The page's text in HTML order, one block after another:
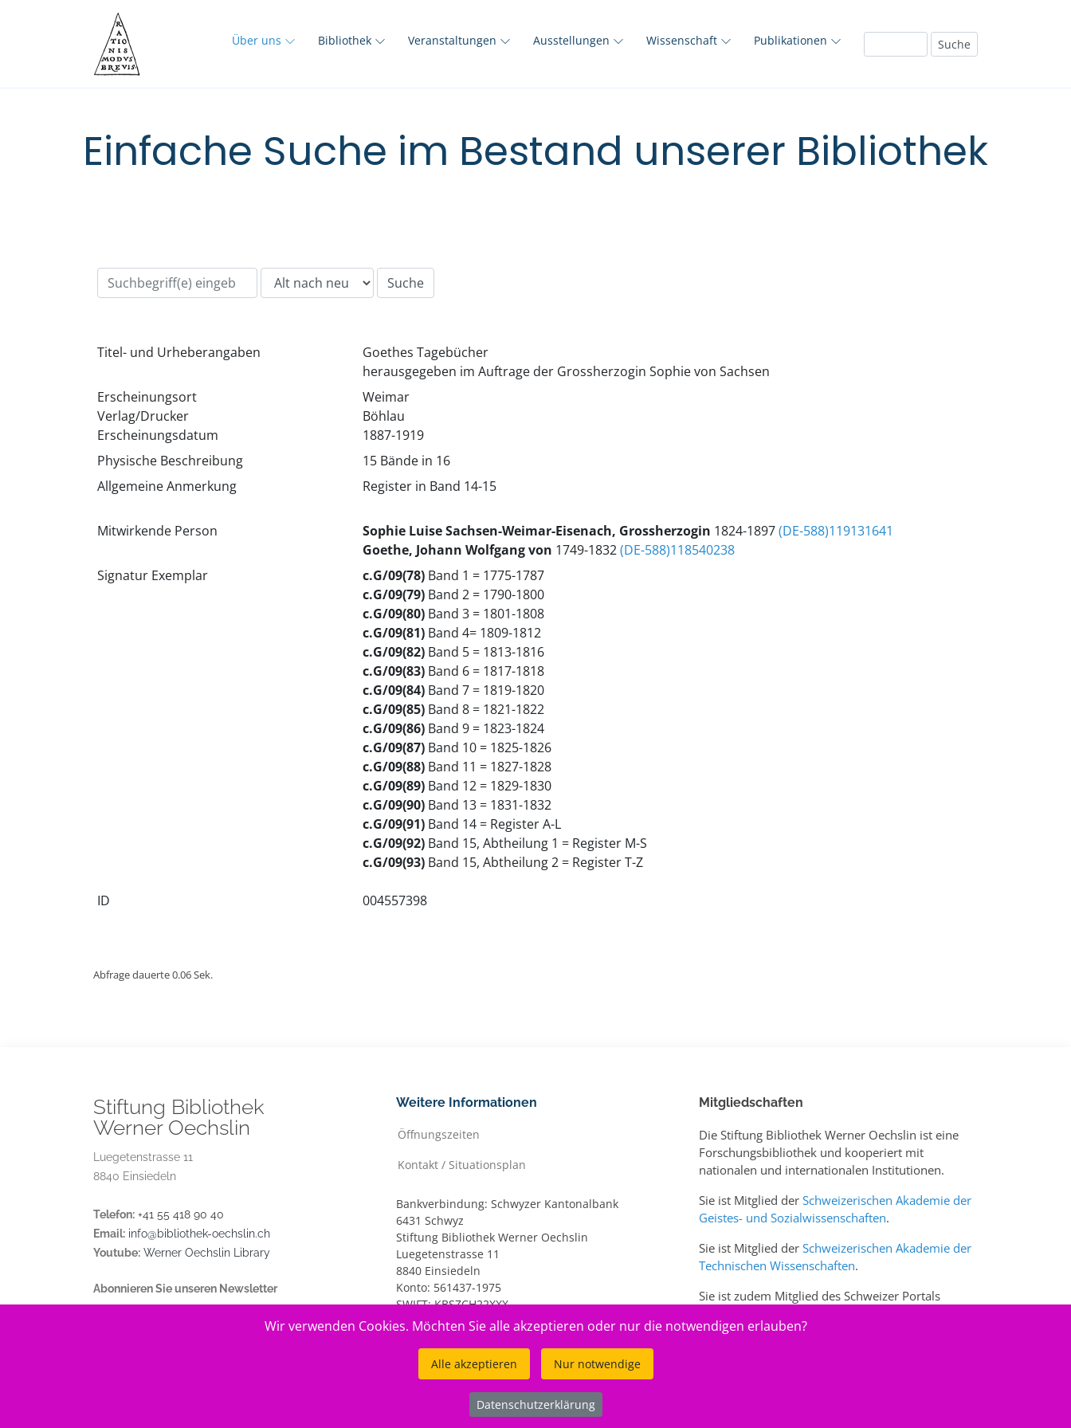
Über uns Bibliothek Veranstaltungen Ausstellungen Wissenschaft Publikationen
Einfache Suche im Bestand unserer Bibliothek
Titel- und Urheberangaben
Goethes Tagebücher
herausgegeben im Auftrage der Grossherzogin Sophie von Sachsen
Erscheinungsort
Verlag/Drucker
Erscheinungsdatum
Weimar
Böhlau
1887-1919
Physische Beschreibung
15 Bände in 16
Allgemeine Anmerkung
Register in Band 14-15
Mitwirkende Person Sophie LuiseSachsen-Weimar-Eisenach, Grossherzogin 1824-1897(DE-588)119131641
Goethe, Johann Wolfgang von 1749-1832(DE-588)118540238
Signatur Exemplar
c.G/09(78)Band 1 = 1775-1787
c.G/09(79)Band 2 = 1790-1800
c.G/09(80)Band 3 = 1801-1808
c.G/09(81)Band 4= 1809-1812
c.G/09(82)Band 5 = 1813-1816
c.G/09(83)Band 6 = 1817-1818
c.G/09(84)Band 7 = 1819-1820
c.G/09(85)Band 8 = 1821-1822
c.G/09(86)Band 9 = 1823-1824
c.G/09(87)Band 10 = 1825-1826
c.G/09(88)Band 11 = 1827-1828
c.G/09(89)Band 12 = 1829-1830
c.G/09(90)Band 13 = 1831-1832
c.G/09(91)Band 14 = Register A-L
c.G/09(92)Band 15, Abtheilung 1 = Register M-S
c.G/09(93)Band 15, Abtheilung 2 = Register T-Z
ID 004557398
Abfrage dauerte 0.06 Sek.
Stiftung Bibliothek
Werner Oechslin
Luegetenstrasse 11
8840 Einsiedeln
Telefon: +41 55 418 90 40
Email: info@bibliothek-oechslin.ch
Youtube: Werner Oechslin Library
Abonnieren Sie unseren Newsletter
Weitere Informationen
Öffnungszeiten
Kontakt / Situationsplan
Bankverbindung: Schwyzer Kantonalbank
6431 Schwyz
Stiftung Bibliothek Werner Oechslin
Luegetenstrasse 11
8840 Einsiedeln
Konto: 561437-1975
SWIFT: KBSZCH22XXX
IBAN: CH20 0077 7005 6143 7197 5
Mitgliedschaften
Die Stiftung Bibliothek Werner Oechslin ist eine
Forschungsbibliothek und kooperiert mit
nationalen und internationalen Institutionen.
Sie ist Mitglied der Schweizerischen Akademie der
Geistes- und Sozialwissenschaften.
Sie ist Mitglied der Schweizerischen Akademie der
Technischen Wissenschaften.
Sie ist zudem Mitglied des Schweizer Portals
Wir verwenden Cookies. Möchten Sie alle akzeptieren oder nur die notwendigen erlauben?
Alle akzeptieren Nur notwendige
Datenschutzerklärung